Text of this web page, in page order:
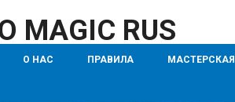
MAGIC RUS
О НАС ПРАВИЛА МАСТЕРСКАЯ